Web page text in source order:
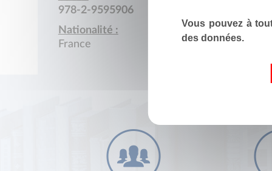
978-2-9595906
Nationalité :
France
Vous pouvez à
des données.